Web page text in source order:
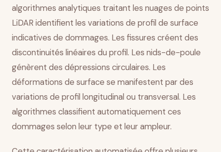
algorithmes analytiques traitant les nuages de points
LiDAR identifient les variations de profil de surface
indicatives de dommages. Les fissures créent des
discontinuités linéaires du profil. Les nids-de-poule
génèrent des dépressions circulaires. Les
déformations de surface se manifestent par des
variations de profil longitudinal ou transversal. Les
algorithmes classifient automatiquement ces
dommages selon leur type et leur ampleur.